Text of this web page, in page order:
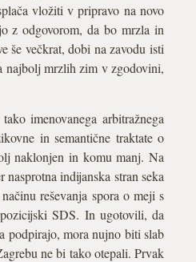
vložiti v pripravo na novo
z odgovorom, da bo mrzla in
še večkrat, dobi na zavodu isti
najbolj mrzlih zim v zgodovini,
imenovanega arbitražnega
in semantične traktate o
naklonjen in komu manj. Na
indijanska stran seka
reševanja spora o meji s
SDS. In ugotovili, da
podpirajo, mora nujno biti slab
ne bi tako otepali. Prvak